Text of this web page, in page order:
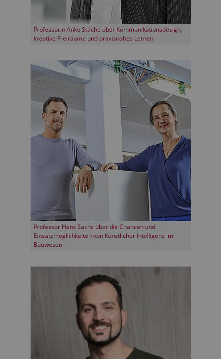
Professorin Anke Stache über Kommunikationsdesign,
kreative Freiräume und praxisnahes Lernen
Professor Hans Sachs über die Chancen und
Einsatzmöglichkeiten von Künstlicher Intelligenz im
Bauwesen